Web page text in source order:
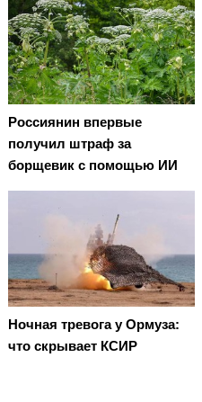
Россиянин впервые
получил штраф за
борщевик с помощью ИИ
Ночная тревога у Ормуза:
что скрывает КСИР